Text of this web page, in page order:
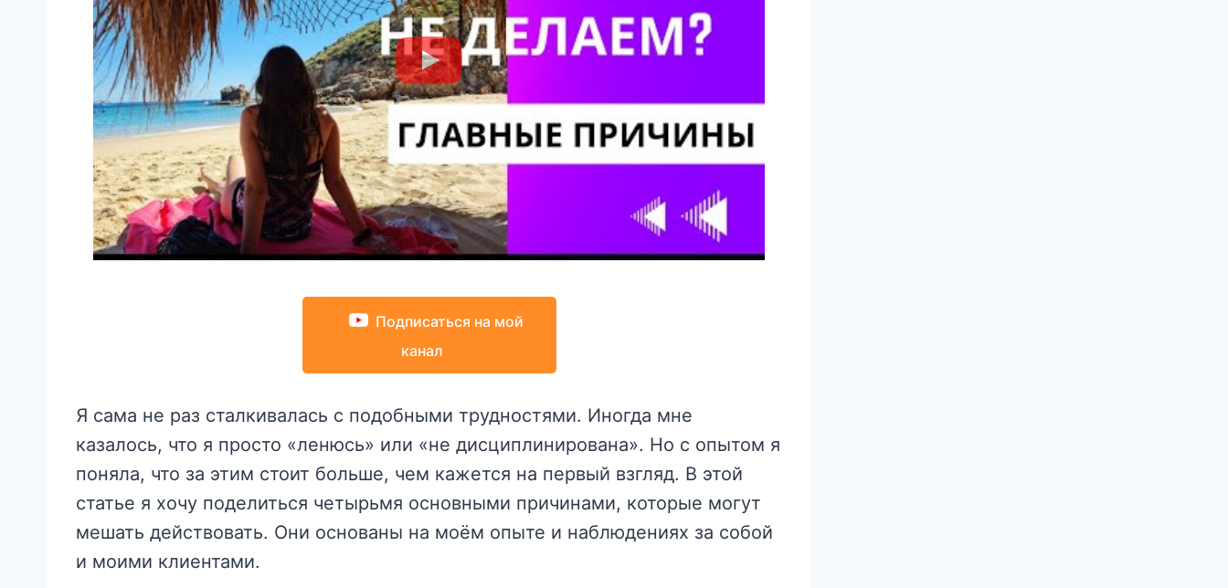
Подписаться на мой
канал
Я сама не раз сталкивалась с подобными трудностями. Иногда мне
казалось, что я просто «ленюсь» или «не дисциплинирована». Но с опытом я
поняла, что за этим стоит больше, чем кажется на первый взгляд. В этой
статье я хочу поделиться четырьмя основными причинами, которые могут
мешать действовать. Они основаны на моём опыте и наблюдениях за собой
и моими клиентами.